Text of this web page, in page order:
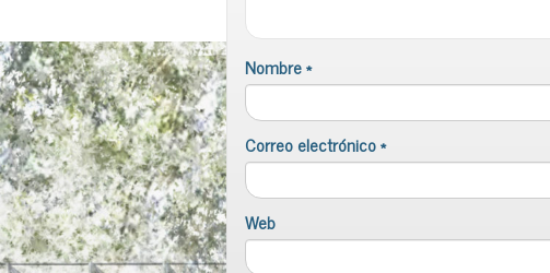
Nombre*
Correo electrónico*
Web